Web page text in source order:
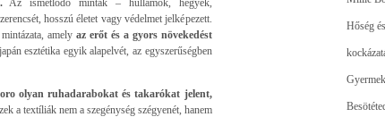
hosszú életet vagy védelmet jelképezett.
amely az erőt és a gyors növekedést
esztétika egyik alapelvét, az egyszerűségben
olyan ruhadarabokat és takarókat jelent,
a textíliák nem a szegénység szégyenét, hanem
Hőség